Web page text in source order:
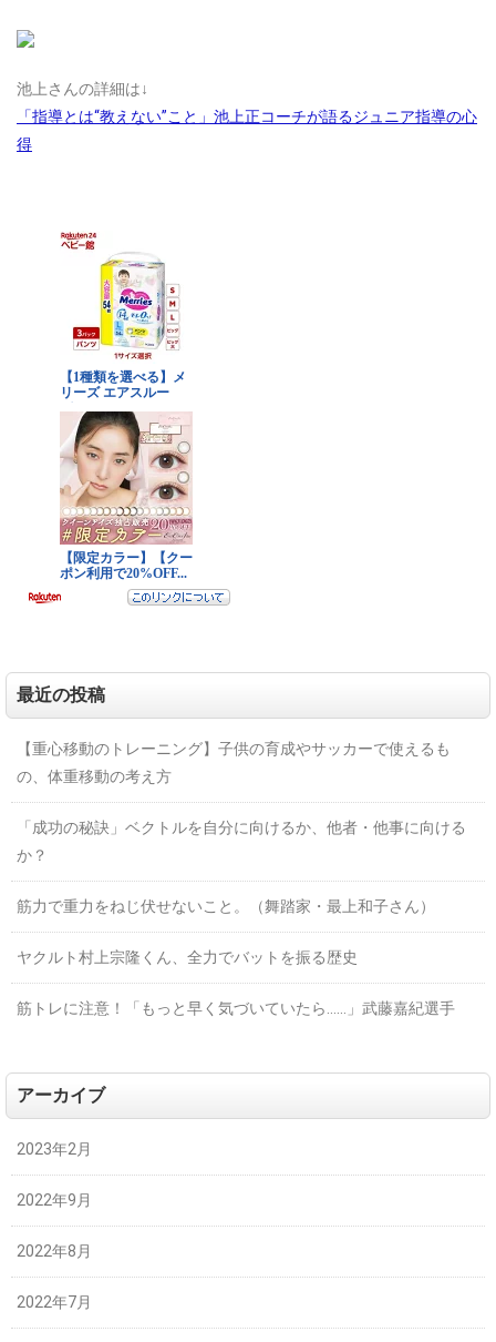
池上さんの詳細は↓
「指導とは“教えない”こと」池上正コーチが語るジュニア指導の心
得
最近の投稿
【重心移動のトレーニング】子供の育成やサッカーで使えるも
の、体重移動の考え方
「成功の秘訣」ベクトルを自分に向けるか、他者・他事に向ける
か？
筋力で重力をねじ伏せないこと。（舞踏家・最上和子さん）
ヤクルト村上宗隆くん、全力でバットを振る歴史
筋トレに注意！「もっと早く気づいていたら……」武藤嘉紀選手
アーカイブ
2023年2月
2022年9月
2022年8月
2022年7月